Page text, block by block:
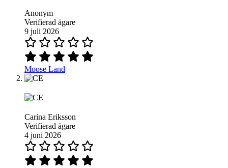
Anonym
Verifierad ägare
9 juli 2026
Moose Land
Carina Eriksson
Verifierad ägare
4 juni 2026